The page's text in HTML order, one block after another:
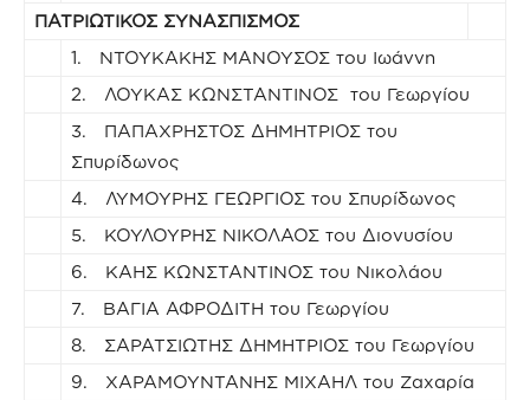
ΠΑΤΡΙΩΤΙΚΟΣ ΣΥΝΑΣΠΙΣΜΟΣ
1. ΝΤΟΥΚΑΚΗΣ ΜΑΝΟΥΣΟΣ του Ιωάννη
2. ΛΟΥΚΑΣ ΚΩΝΣΤΑΝΤΙΝΟΣ του Γεωργίου
3. ΠΑΠΑΧΡΗΣΤΟΣ ΔΗΜΗΤΡΙΟΣ του
Σπυρίδωνος
4. ΛΥΜΟΥΡΗΣ ΓΕΩΡΓΙΟΣ του Σπυρίδωνος
5. ΚΟΥΛΟΥΡΗΣ ΝΙΚΟΛΑΟΣ του Διονυσίου
6. ΚΑΗΣ ΚΩΝΣΤΑΝΤΙΝΟΣ του Νικολάου
7. ΒΑΓΙΑ ΑΦΡΟΔΙΤΗ του Γεωργίου
8. ΣΑΡΑΤΣΙΩΤΗΣ ΔΗΜΗΤΡΙΟΣ του Γεωργίου
9. ΧΑΡΑΜΟΥΝΤΑΝΗΣ ΜΙΧΑΗΛ του Ζαχαρία